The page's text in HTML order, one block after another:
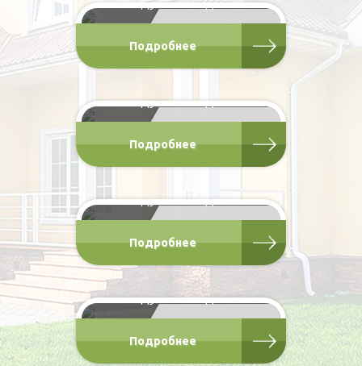
от 1 738 000 Р
Подробнее
от 2 500 000 Р
модульные дома
Подробнее
от 2 550 000 Р
модульные дома
Подробнее
от 5 300 000 Р
модульное здание
модульные дома
Подробнее